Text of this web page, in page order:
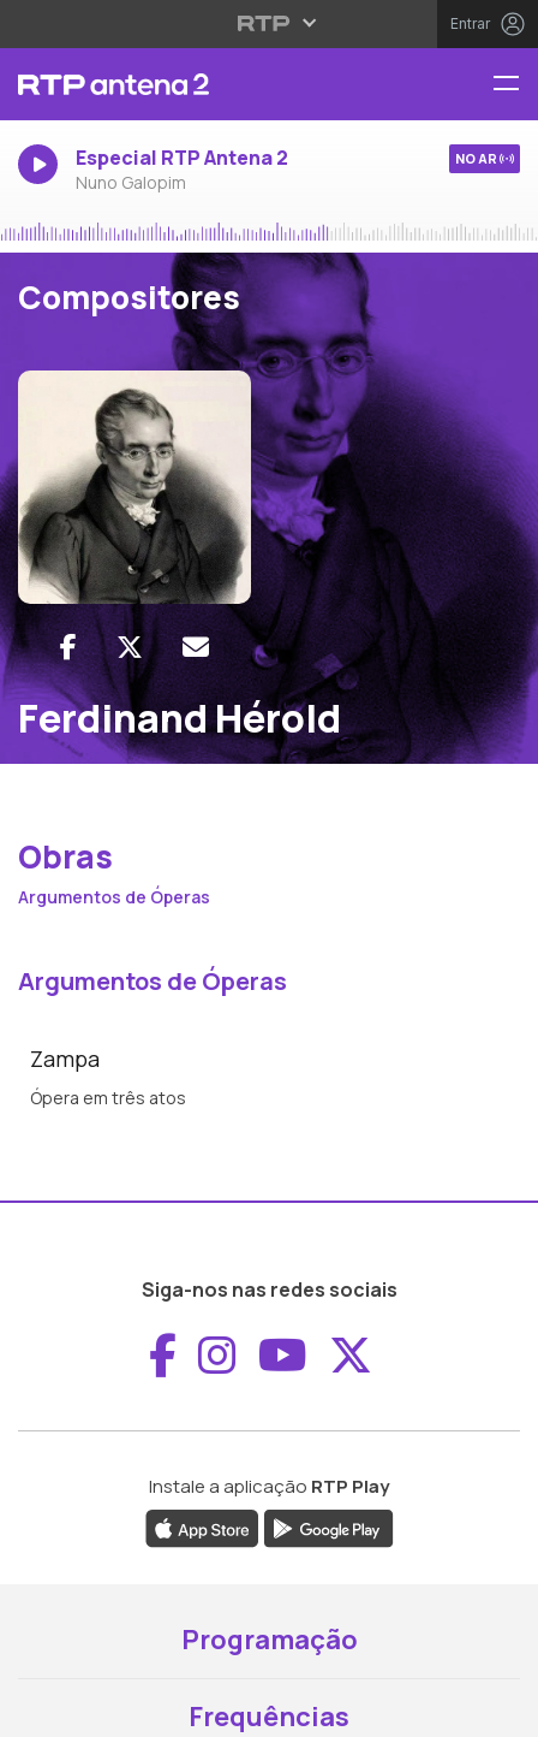
Entrar
Especial RTP Antena 2
Nuno Galopim
NO AR
Compositores
Ferdinand Hérold
Obras
Argumentos de Óperas
Argumentos de Óperas
Zampa
Ópera em três atos
Siga-nos nas redes sociais
Aceder ao
Aceder ao
Aceder ao
Instale a aplicação RTP Play
Programação
Frequências